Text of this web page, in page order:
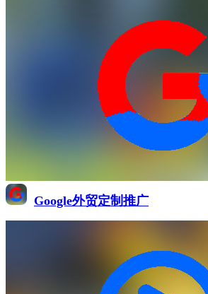
Google外贸定制推广